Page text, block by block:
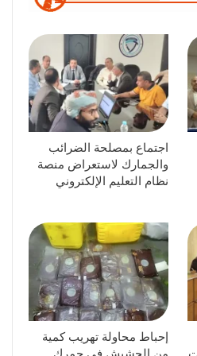
اجتماع بمصلحة الضرائب
والجمارك لاستعراض منصة
نظام التعليم الإلكتروني
إحباط محاولة تهريب كمية
من الحشيش في جمرك